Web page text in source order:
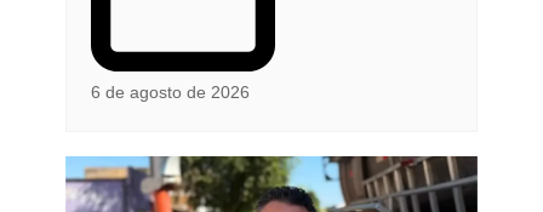
6 de agosto de 2026